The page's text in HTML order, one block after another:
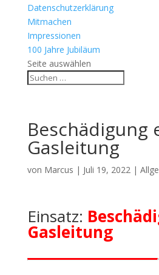
Datenschutzerklärung
Mitmachen
Impressionen
100 Jahre Jubiläum
Seite auswählen
Beschädigung
Gasleitung
von Marcus | Juli 19, 2022|
Einsatz:
Gasleitung